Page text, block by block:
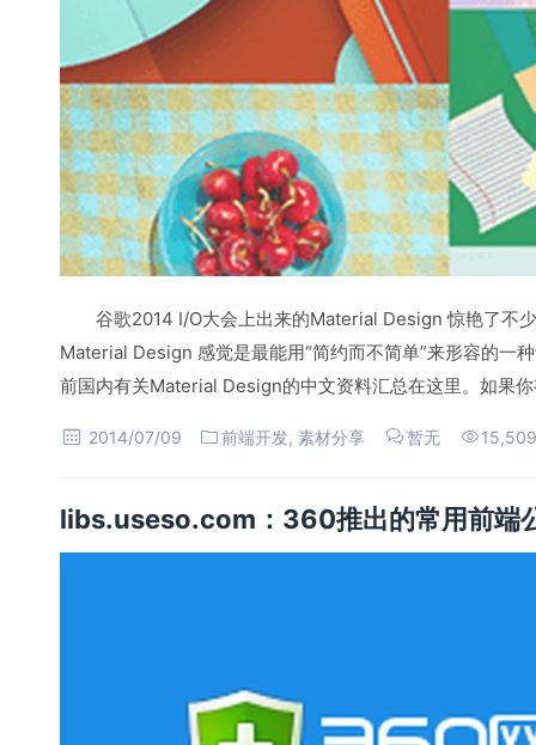
谷歌2014 I/O大会上出来的Material Design 惊艳了不
Material Design 感觉是最能用“简约而不简单”来形容的一
前国内有关Material Design的中文资料汇总在这里。如果
2014/07/09 前端开发,素材分享 暂无
libs.useso.com：360推出的常用前端